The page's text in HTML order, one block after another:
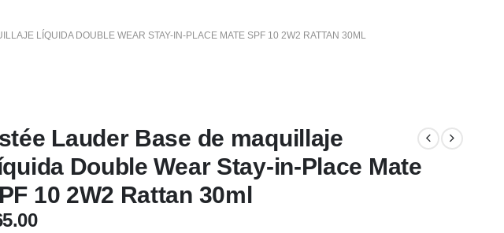
LÍQUIDA DOUBLE WEAR STAY-IN-PLACE MATE SPF 10 2W2 RATTAN 30ML
Lauder Base de maquillaje
Double Wear Stay-in-Place Mate
10 2W2 Rattan 30ml